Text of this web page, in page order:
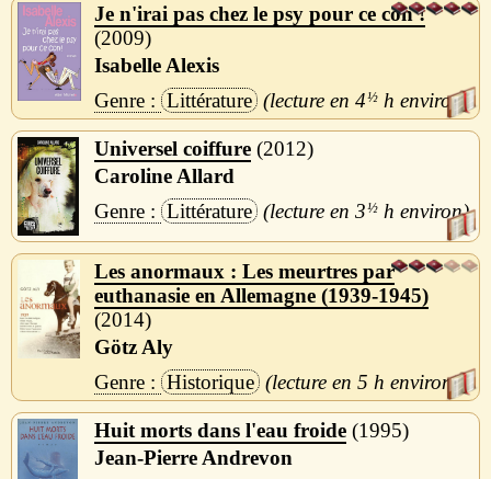
Je n'irai pas chez le psy pour ce con !
2009
Isabelle Alexis
Littérature
4½ h
Universel coiffure 2012
Caroline Allard
Littérature
3½ h
Les anormaux : Les meurtres par
euthanasie en Allemagne (1939-1945)
2014
Götz Aly
Historique
5 h
Huit morts dans l'eau froide 1995
Jean-Pierre Andrevon